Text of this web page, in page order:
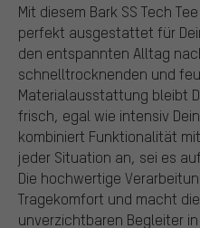
Mit diesem Bark SS Tech
perfekt ausgestattet für
den entspannten Alltag
schnelltrocknenden und
Materialausstattung bleibt
frisch, egal wie intensiv
kombiniert Funktionalität
jeder Situation an, sei es
Die hochwertige
Tragekomfort und macht
unverzichtbaren Begleiter in